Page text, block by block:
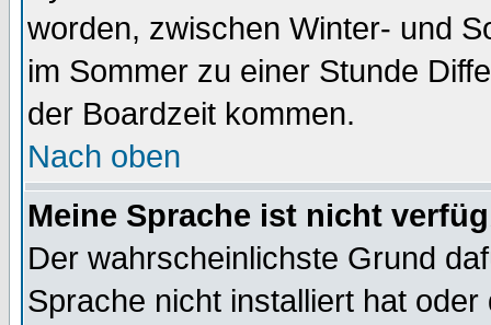
worden, zwischen Winter- und
im Sommer zu einer Stunde
der Boardzeit kommen.
Nach oben
Meine Sprache ist nicht
Der wahrscheinlichste Grund
Sprache nicht installiert hat